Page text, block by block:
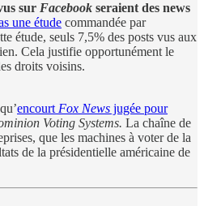
sur Facebook seraient des news
une étude commandée par
étude, seuls 7,5% des posts vus aux
Cela justifie opportunément le
droits voisins.
encourt Fox News jugée pour
Voting Systems. La chaîne de
que les machines à voter de la
de la présidentielle américaine de